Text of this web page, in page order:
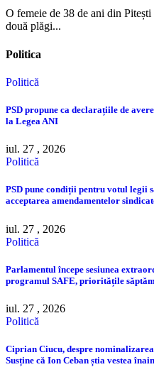
O femeie de 38 de ani din Pitești a fost găsită decedată, prezentând
două plăgi...
Politica
Politică
PSD propune ca declarațiile de
la Legea ANI
iul. 27 , 2026
Politică
PSD pune condiții pentru votul legii
acceptarea amendamentelor
iul. 27 , 2026
Politică
Parlamentul începe sesiunea
programul SAFE, prioritățile
iul. 27 , 2026
Politică
Ciprian Ciucu, despre
Susține că Ion Ceban știa vestea